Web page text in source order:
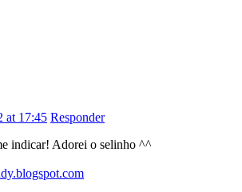
at 17:45 Responder
indicar! Adorei o selinho ^^